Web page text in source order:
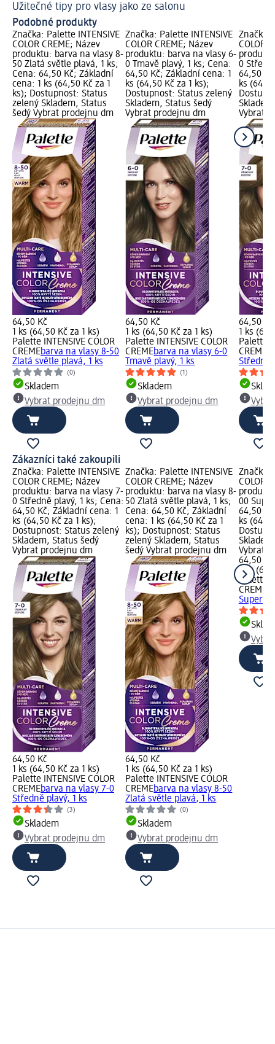
Užitečné tipy pro vlasy jako ze salonu
Podobné produkty
Značka: Palette INTENSIVE
COLOR CREME; Název
produktu: barva na vlasy 8-
50 Zlatá světle plavá, 1 ks;
Cena: 64,50 Kč; Základní
cena: 1 ks (64,50 Kč za 1
ks); Dostupnost: Status
zelený Skladem, Status
šedý Vybrat prodejnu dm
64,50 Kč
1 ks (64,50 Kč za 1 ks)
Palette INTENSIVE COLOR
CREMEbarva na vlasy 8-50
Zlatá světle plavá, 1 ks
(0)
Skladem
Vybrat prodejnu dm
Značka: Palette INTENSIVE
COLOR CREME; Název
produktu: barva na vlasy 6-
0 Tmavě plavý, 1 ks; Cena:
64,50 Kč; Základní cena: 1
ks (64,50 Kč za 1 ks);
Dostupnost: Status zelený
Skladem, Status šedý
Vybrat prodejnu dm
64,50 Kč
1 ks (64,50 Kč za 1 ks)
Palette INTENSIVE COLOR
CREMEbarva na vlasy 6-0
Tmavě plavý, 1 ks
(1)
Skladem
Vybrat prodejnu dm
Značka:
COLOR
0
64,50
ks
Vybrat
64,50 Kč
1 ks
Palette
CREME
Středně
Zákazníci také zakoupili
Značka: Palette INTENSIVE
COLOR CREME; Název
produktu: barva na vlasy 7-
0 Středně plavý, 1 ks; Cena:
64,50 Kč; Základní cena: 1
ks (64,50 Kč za 1 ks);
Dostupnost: Status zelený
Skladem, Status šedý
Vybrat prodejnu dm
64,50 Kč
1 ks (64,50 Kč za 1 ks)
Palette INTENSIVE COLOR
CREMEbarva na vlasy 7-0
Středně plavý, 1 ks
(3)
Skladem
Vybrat prodejnu dm
Značka: Palette INTENSIVE
COLOR CREME; Název
produktu: barva na vlasy 8-
50 Zlatá světle plavá, 1 ks;
Cena: 64,50 Kč; Základní
cena: 1 ks (64,50 Kč za 1
ks); Dostupnost: Status
zelený Skladem, Status
šedý Vybrat prodejnu dm
64,50 Kč
1 ks (64,50 Kč za 1 ks)
Palette INTENSIVE COLOR
CREMEbarva na vlasy 8-50
Zlatá světle plavá, 1 ks
(0)
Skladem
Vybrat prodejnu dm
Značka:
COLOR
00
64,50
ks
Vybrat
64,50 Kč
1 ks
Palette
CREME
Super